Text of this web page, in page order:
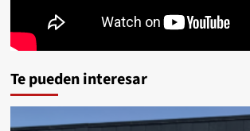
Te pueden interesar